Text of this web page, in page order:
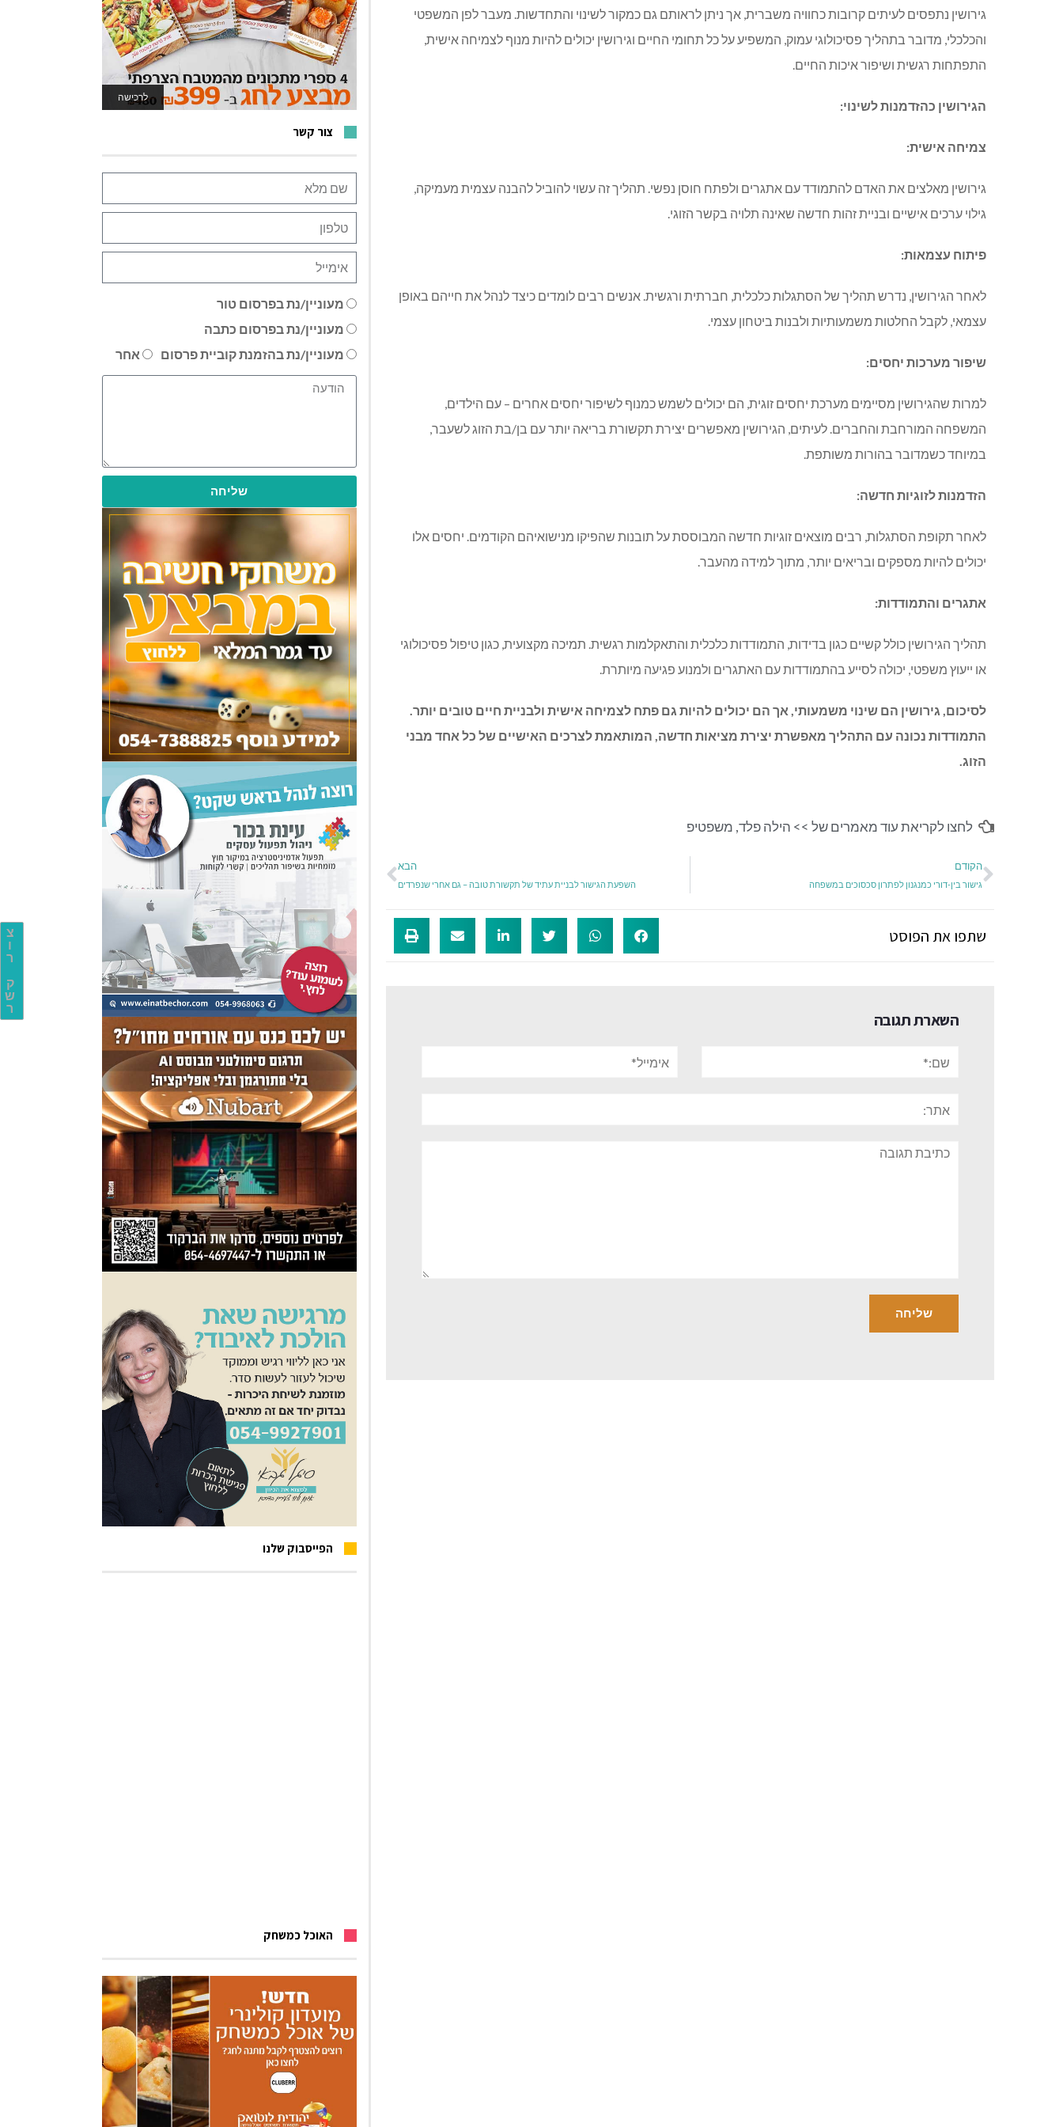
צ
ו
ר
ק
ש
ר
גירושין נתפסים לעיתים קרובות כחוויה משברית, אך ניתן לראותם גם כמקור לשינוי והתחדשות. מעבר לפן המשפטי
והכלכלי, מדובר בתהליך פסיכולוגי עמוק, המשפיע על כל תחומי החיים וגירושין יכולים להיות מנוף לצמיחה אישית,
התפתחות רגשית ושיפור איכות החיים.
הגירושין כהזדמנותלשינוי:
צמיחה אישית:
גירושין מאלצים את האדם להתמודד עם אתגרים ולפתח חוסן נפשי. תהליך זה עשוי להוביל להבנה עצמית מעמיקה,
גילוי ערכים אישיים ובניית זהות חדשה שאינה תלויה בקשר הזוגי.
פיתוח עצמאות:
לאחר הגירושין, נדרש תהליך של הסתגלות כלכלית, חברתית ורגשית. אנשים רבים לומדים כיצד לנהל את חייהם באופן
עצמאי, לקבל החלטות משמעותיות ולבנות ביטחון עצמי.
שיפור מערכות יחסים:
למרות שהגירושין מסיימים מערכת יחסים זוגית, הם יכולים לשמש כמנוף לשיפור יחסים אחרים – עם הילדים,
המשפחה המורחבת והחברים. לעיתים, הגירושין מאפשרים יצירת תקשורת בריאה יותר עם בן/בת הזוג לשעבר,
במיוחד כשמדובר בהורות משותפת.
הזדמנותלזוגיות חדשה:
לאחר תקופת הסתגלות, רבים מוצאים זוגיות חדשה המבוססת על תובנות שהפיקו מנישואיהם הקודמים. יחסים אלו
יכולים להיות מספקים ובריאים יותר, מתוך למידה מהעבר.
אתגרים והתמודדות:
תהליך הגירושין כולל קשיים כגון בדידות, התמודדות כלכלית והתאקלמות רגשית. תמיכה מקצועית, כגון טיפול פסיכולוגי
או ייעוץ משפטי, יכולה לסייע בהתמודדות עם האתגרים ולמנוע פגיעה מיותרת.
לסיכום, גירושין הם שינוי משמעותי, אך הם יכולים להיות גם פתח לצמיחה אישית ולבניית חיים טובים יותר.
התמודדות נכונה עם התהליך מאפשרת יצירת מציאות חדשה, המותאמת לצרכים האישיים של כל אחד מבני
הזוג.
לחצו לקריאת עוד מאמרים של >> הילה פלד, משפטיפ
הקודם
גישור בין-דורי כמנגנון לפתרון סכסוכים במשפחה
הבא
השפעת הגישור לבניית עתיד של תקשורת טובה – גם אחרי שנפרדים
שתפו את הפוסט
השארת תגובה
תגובה
לרכישה
לאתר המשחקים
צור קשר
מעוניין/נת בפרסום טור
מעוניין/נת בפרסום כתבה
מעוניין/נת בהזמנת קוביית פרסום
אחר
שליחה
הפייסבוק שלנו
האוכל כמשחק